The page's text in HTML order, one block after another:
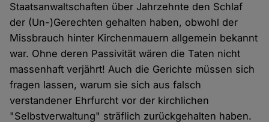
Staatsanwaltschaften über Jahrzehnte den Schlaf
der (Un-)Gerechten gehalten haben, obwohl der
Missbrauch hinter Kirchenmauern allgemein bekannt
war. Ohne deren Passivität wären die Taten nicht
massenhaft verjährt! Auch die Gerichte müssen sich
fragen lassen, warum sie sich aus falsch
verstandener Ehrfurcht vor der kirchlichen
"Selbstverwaltung" sträflich zurückgehalten haben.